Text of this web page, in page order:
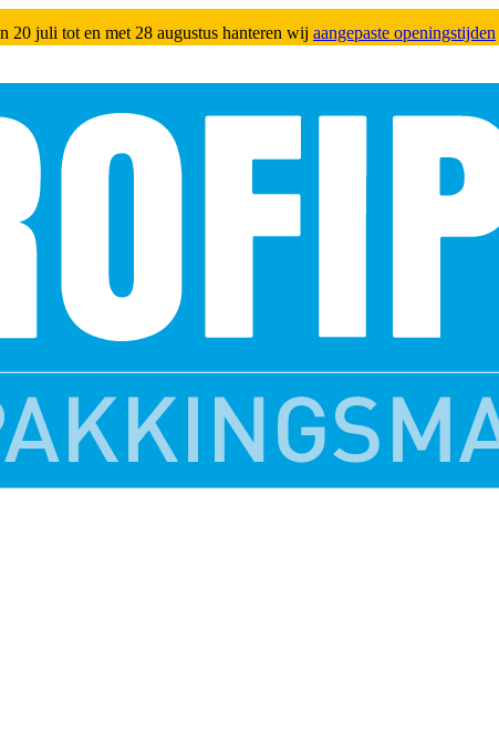
20 juli tot en met 28 augustus hanteren wij aangepaste openingstijden